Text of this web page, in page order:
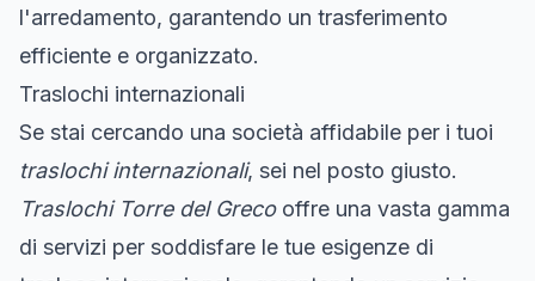
l'arredamento, garantendo un trasferimento
efficiente e organizzato.
Traslochi internazionali
Se stai cercando una società affidabile per i tuoi
traslochi internazionali, sei nel posto giusto.
Traslochi Torre del Grecooffre una vasta gamma
di servizi per soddisfare le tue esigenze di